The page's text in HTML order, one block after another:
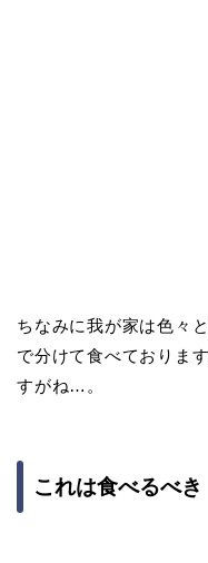
ちなみに我が家は色々
で分けて食べておりま
すがね…。
これは食べるべき